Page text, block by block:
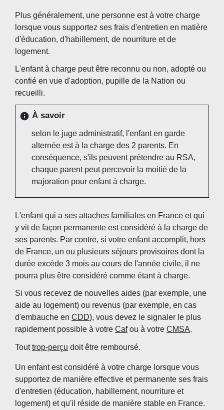
Plus généralement, une personne est à votre charge
lorsque vous supportez ses frais d'entretien en matière
d'éducation, d'habillement, de nourriture et de
logement.
L'enfant à charge peut être reconnu ou non, adopté ou
confié en vue d'adoption, pupille de la Nation ou
recueilli.
info À savoir
selon le juge administratif, l'enfant en garde
alternée est à la charge des 2 parents. En
conséquence, s'ils peuvent prétendre au RSA,
chaque parent peut percevoir la moitié de la
majoration pour enfant à charge.
L'enfant qui a ses attaches familiales en France et qui
y vit de façon permanente est considéré à la charge de
ses parents. Par contre, si votre enfant accomplit, hors
de France, un ou plusieurs séjours provisoires dont la
durée excède 3 mois au cours de l'année civile, il ne
pourra plus être considéré comme étant à charge.
Si vous recevez de nouvelles aides (par exemple, une
aide au logement) ou revenus (par exemple, en cas
d'embauche en CDD), vous devez le signaler le plus
rapidement possible à votre Cafou à votre CMSA.
Touttrop-perçu doit être remboursé.
Un enfant est considéré à votre charge lorsque vous
supportez de manière effective et permanente ses frais
d'entretien (éducation, habillement, nourriture et
logement) et qu'il réside de manière stable en France.